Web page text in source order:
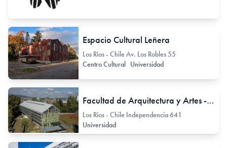
Espacio Cultural Leñera
Los Ríos - Chile Av. Los Robles 55
Centro Cultural Universidad
Facultad de Arquitectura y Artes - UACh
Los Ríos - Chile Independencia 641
Universidad